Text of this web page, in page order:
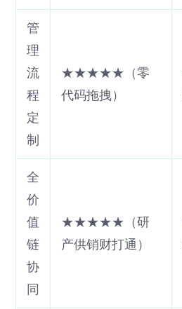
管
理
流
程
定
制
★★★★★（零
代码拖拽）
全
价
值
链
协
同
★★★★★（研
产供销财打通）